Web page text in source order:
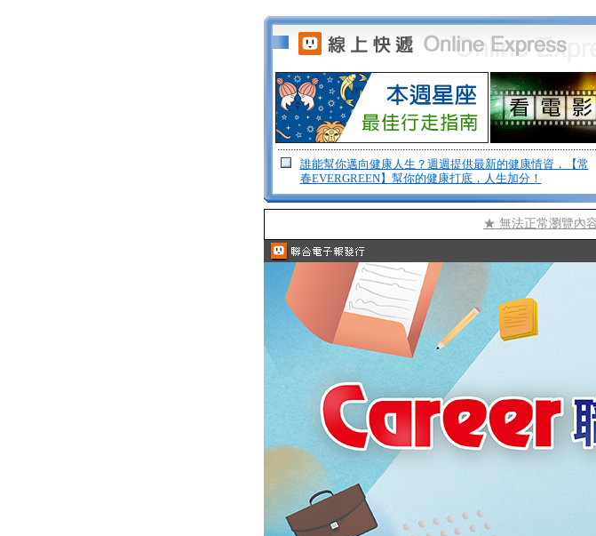
誰能幫你邁向健康人生？週週提供最新的健康情資，【常
春EVERGREEN】幫你的健康打底，人生加分！
★ 無法正常瀏覽內